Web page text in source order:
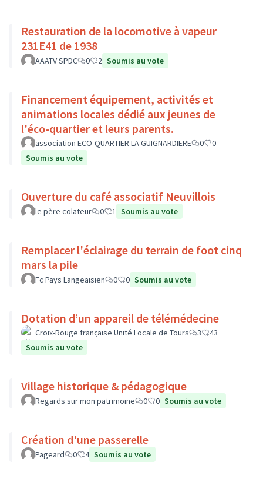
Restauration de la locomotive à vapeur
231E41 de 1938
AAATV SPDC 0 2 Soumis au vote
Financement équipement, activités et
animations locales dédié aux jeunes de
l'éco-quartier et leurs parents.
association ECO-QUARTIER LA GUIGNARDIERE 0
0
Soumis au vote
Ouverture du café associatif Neuvillois
le père colateur 0 1 Soumis au vote
Remplacer l'éclairage du terrain de foot cinq
mars la pile
Fc Pays Langeaisien 0 0 Soumis au vote
Dotation d’un appareil de télémédecine
Croix-Rouge française Unité Locale de Tours 3
43
Soumis au vote
Village historique & pédagogique
Regards sur mon patrimoine 0 0 Soumis au vote
Création d'une passerelle
Pageard 0 4 Soumis au vote